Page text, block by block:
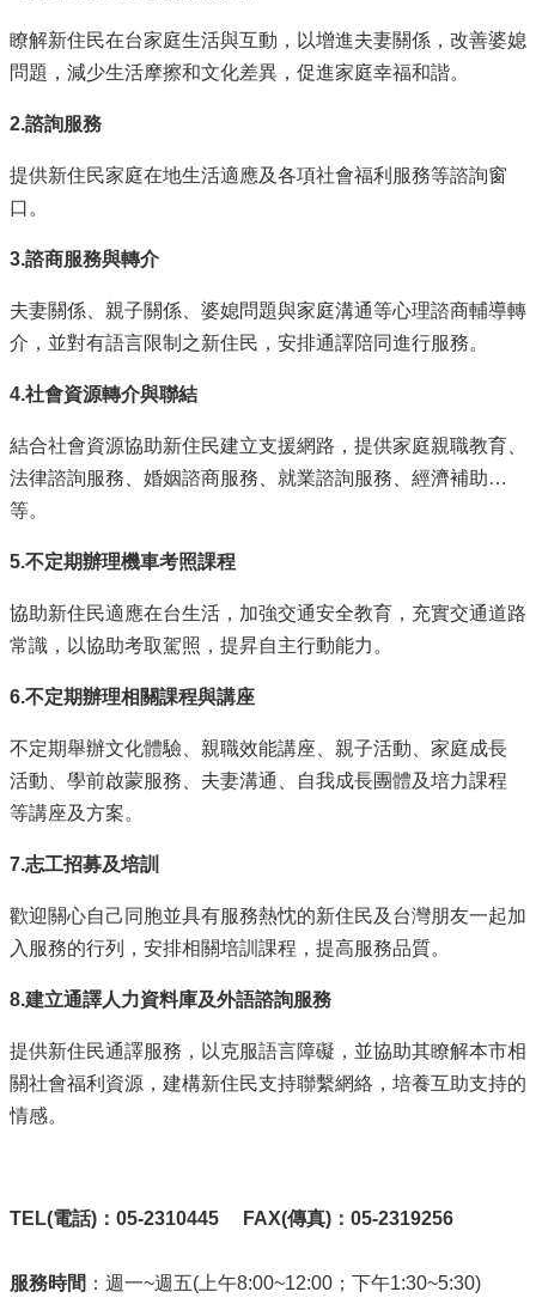
表
單
載
防
災
區
網
站
導
覽
首
頁
聯
資
嘉
市
府
社
會
FB
瞭解新住民在台家庭生活與互動，以增進夫妻關係，改善婆媳
問題，減少生活摩擦和文化差異，促進家庭幸福和諧。
2.諮詢服務
提供新住民家庭在地生活適應及各項社會福利服務等諮詢窗
口。
3.諮商服務與轉介
夫妻關係、親子關係、婆媳問題與家庭溝通等心理諮商輔導轉
介，並對有語言限制之新住民，安排通譯陪同進行服務。
4.社會資源轉介與聯結
結合社會資源協助新住民建立支援網路，提供家庭親職教育、
法律諮詢服務、婚姻諮商服務、就業諮詢服務、經濟補助…
等。
5.不定期辦理機車考照課程
協助新住民適應在台生活，加強交通安全教育，充實交通道路
常識，以協助考取駕照，提昇自主行動能力。
6.不定期辦理相關課程與講座
不定期舉辦文化體驗、親職效能講座、親子活動、家庭成長
活動、學前啟蒙服務、夫妻溝通、自我成長團體及培力課程
等講座及方案。
7.志工招募及培訓
歡迎關心自己同胞並具有服務熱忱的新住民及台灣朋友一起加
入服務的行列，安排相關培訓課程，提高服務品質。
8.建立通譯人力資料庫及外語諮詢服務
提供新住民通譯服務，以克服語言障礙，並協助其瞭解本市相
關社會福利資源，建構新住民支持聯繫網絡，培養互助支持的
情感。
TEL(電話)：05-2310445 FAX(傳真)：05-2319256
服務時間 ：週一~週五(上午8:00~12:00；下午1:30~5:30)